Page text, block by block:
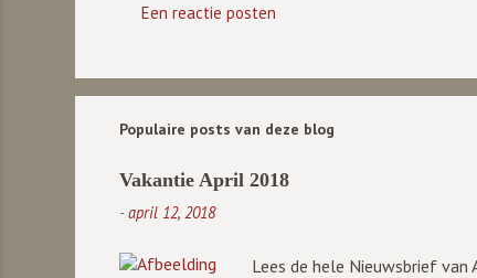
Een reactie posten
Populaire posts van deze blog
Vakantie April 2018
-april 12, 2018
Lees de hele Nieuwsbrief